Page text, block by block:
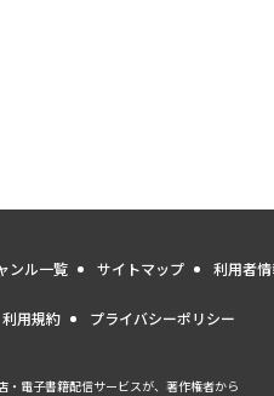
ンル一覧 サイトマップ 利用者
利用規約 プライバシーポリシー
・電子書籍配信サービスが、著作権者から